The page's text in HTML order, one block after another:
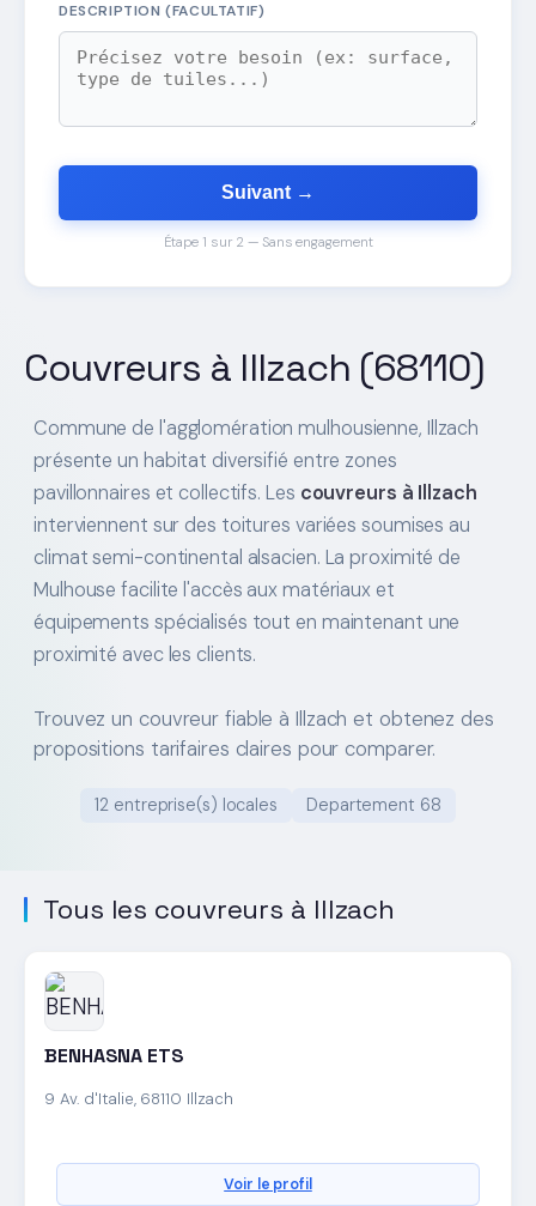
Couvreurs à Illzach (68110)
Commune de l'agglomération mulhousienne, Illzach
présente un habitat diversifié entre zones
pavillonnaires et collectifs. Les couvreurs à Illzach
interviennent sur des toitures variées soumises au
climat semi-continental alsacien. La proximité de
Mulhouse facilite l'accès aux matériaux et
équipements spécialisés tout en maintenant une
proximité avec les clients.
Trouvez un couvreur fiable à Illzach et obtenez des
propositions tarifaires claires pour comparer.
12 entreprise(s) locales Departement 68
DESCRIPTION (FACULTATIF)
Suivant →
Étape 1 sur 2 — Sans engagement
Tous les couvreurs à Illzach
BENHASNA ETS
9 Av. d'Italie, 68110 Illzach
Voir le profil